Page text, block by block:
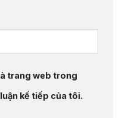
trang web trong
kế tiếp của tôi.